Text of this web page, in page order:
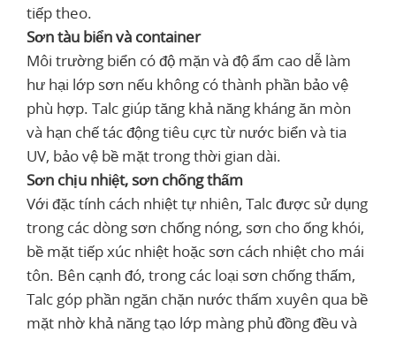
tiếp theo.
Sơn tàu biển và container
Môi trường biển có độ mặn và độ ẩm cao dễ làm
hư hại lớp sơn nếu không có thành phần bảo vệ
phù hợp. Talc giúp tăng khả năng kháng ăn mòn
và hạn chế tác động tiêu cực từ nước biển và tia
UV, bảo vệ bề mặt trong thời gian dài.
Sơn chịu nhiệt, sơn chống thấm
Với đặc tính cách nhiệt tự nhiên, Talc được sử dụng
trong các dòng sơn chống nóng, sơn cho ống khói,
bề mặt tiếp xúc nhiệt hoặc sơn cách nhiệt cho mái
tôn. Bên cạnh đó, trong các loại sơn chống thấm,
Talc góp phần ngăn chặn nước thấm xuyên qua bề
mặt nhờ khả năng tạo lớp màng phủ đồng đều và